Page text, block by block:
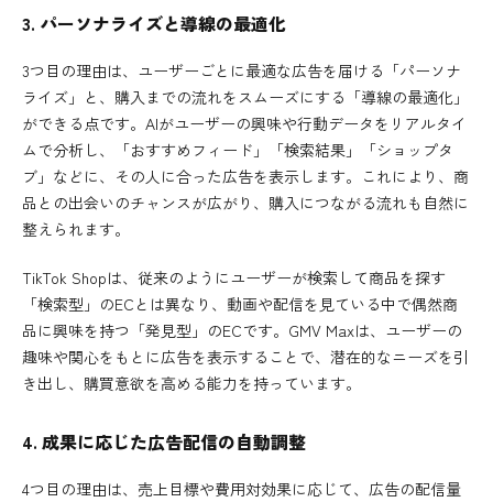
3. パーソナライズと導線の最適化
3つ目の理由は、ユーザーごとに最適な広告を届ける「パーソナ
ライズ」と、購入までの流れをスムーズにする「導線の最適化」
ができる点です。AIがユーザーの興味や行動データをリアルタイ
ムで分析し、「おすすめフィード」「検索結果」「ショップタ
ブ」などに、その人に合った広告を表示します。これにより、商
品との出会いのチャンスが広がり、購入につながる流れも自然に
整えられます。
TikTok Shopは、従来のようにユーザーが検索して商品を探す
「検索型」のECとは異なり、動画や配信を見ている中で偶然商
品に興味を持つ「発見型」のECです。GMV Maxは、ユーザーの
趣味や関心をもとに広告を表示することで、潜在的なニーズを引
き出し、購買意欲を高める能力を持っています。
4. 成果に応じた広告配信の自動調整
4つ目の理由は、売上目標や費用対効果に応じて、広告の配信量